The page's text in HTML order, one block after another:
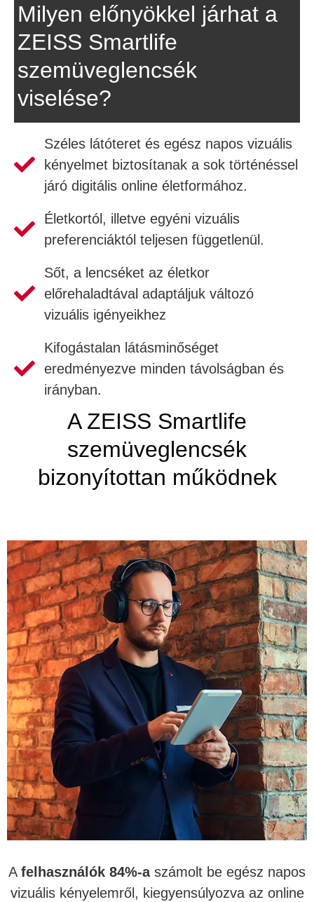
Milyen előnyökkel járhat a
ZEISS Smartlife
szemüveglencsék
viselése?
Széles látóteret és egész napos vizuális
kényelmet biztosítanak a sok történéssel
járó digitális online életformához.
Életkortól, illetve egyéni vizuális
preferenciáktól teljesen függetlenül.
Sőt, a lencséket az életkor
előrehaladtával adaptáljuk változó
vizuális igényeikhez
Kifogástalan látásminőséget
eredményezve minden távolságban és
irányban.
A ZEISS Smartlife
szemüveglencsék
bizonyítottan működnek
A felhasználók 84%-aszámolt be egész napos
vizuális kényelemről, kiegyensúlyozva az online